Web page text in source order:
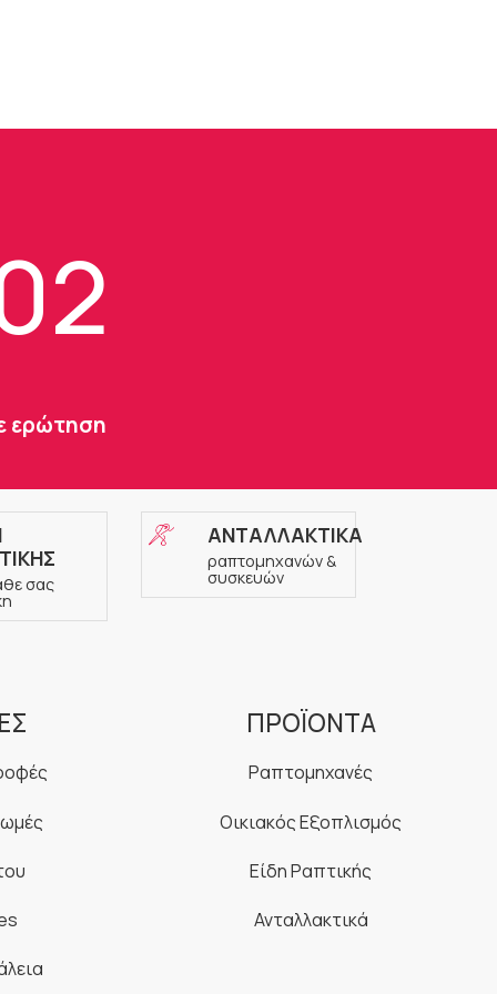
ερώτηση
σας
ΑΝΤΑΛΛΑΚΤΙΚΑ
ραπτομηχανών &
συσκευών
ΠΡΟΪΟΝΤΑ
Ραπτομηχανές
Οικιακός Εξοπλισμός
Είδη Ραπτικής
Ανταλλακτικά